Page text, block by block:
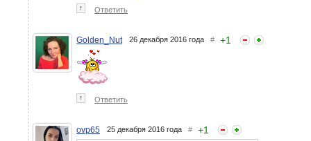
↑ Ответить
Golden_Nut 26 декабря 2016 года # +1
↑ Ответить
ovp65 25 декабря 2016 года # +1